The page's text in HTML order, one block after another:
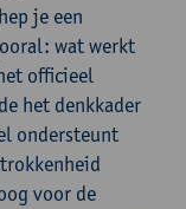
je een
wat werkt
officieel
het denkkader
ondersteunt
voor de